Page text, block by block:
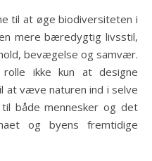
til at øge biodiversiteten i
mere bæredygtig livsstil,
bevægelse og samvær.
ikke kun at designe
at væve naturen ind i selve
både mennesker og det
og byens fremtidige